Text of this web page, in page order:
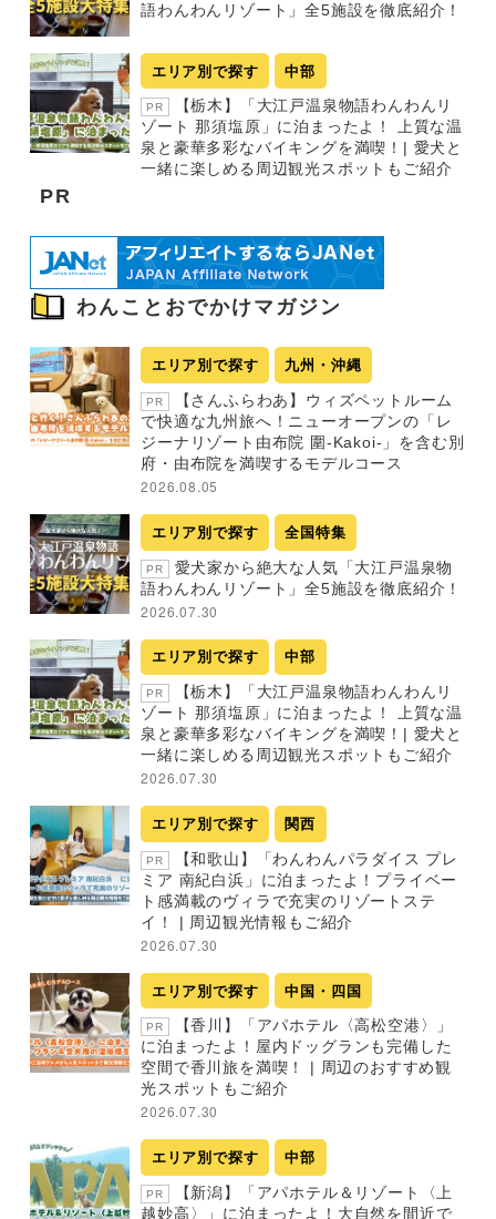
語わんわんリゾート」全5施設を徹底紹介！
エリア別で探す 中部
PR
【栃木】「大江戸温泉物語わんわんリ
ゾート 那須塩原」に泊まったよ！ 上質な温
泉と豪華多彩なバイキングを満喫！| 愛犬と
一緒に楽しめる周辺観光スポットもご紹介
PR
わんことおでかけマガジン
エリア別で探す 九州・沖縄
PR
【さんふらわあ】ウィズペットルーム
で快適な九州旅へ！ニューオープンの「レ
ジーナリゾート由布院 圍-Kakoi-」を含む別
府・由布院を満喫するモデルコース
2026.08.05
エリア別で探す 全国特集
PR
愛犬家から絶大な人気「大江戸温泉物
語わんわんリゾート」全5施設を徹底紹介！
2026.07.30
エリア別で探す 中部
PR
【栃木】「大江戸温泉物語わんわんリ
ゾート 那須塩原」に泊まったよ！ 上質な温
泉と豪華多彩なバイキングを満喫！| 愛犬と
一緒に楽しめる周辺観光スポットもご紹介
2026.07.30
エリア別で探す 関西
PR
【和歌山】「わんわんパラダイス プレ
ミア 南紀白浜」に泊まったよ！プライベー
ト感満載のヴィラで充実のリゾートステ
イ！ | 周辺観光情報もご紹介
2026.07.30
エリア別で探す 中国・四国
PR
【香川】「アパホテル〈高松空港〉」
に泊まったよ！屋内ドッグランも完備した
空間で香川旅を満喫！ | 周辺のおすすめ観
光スポットもご紹介
2026.07.30
エリア別で探す 中部
PR
【新潟】「アパホテル＆リゾート〈上
越妙高〉」に泊まったよ！大自然を間近で